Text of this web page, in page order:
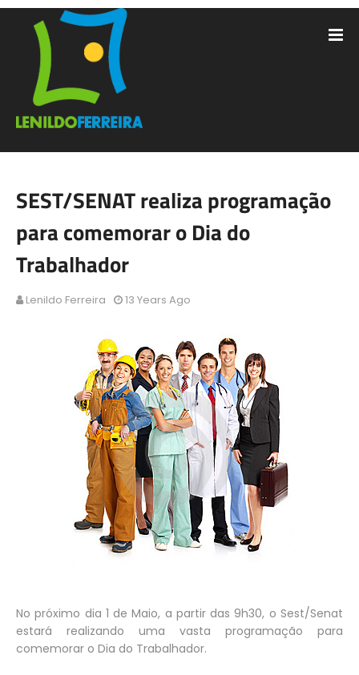
SEST/SENAT realiza programação
para comemorar o Dia do
Trabalhador
Lenildo Ferreira 13 Years Ago
No próximo dia 1 de Maio, a partir das 9h30, o Sest/Senat
estará realizando uma vasta programação para
comemorar o Dia do Trabalhador.